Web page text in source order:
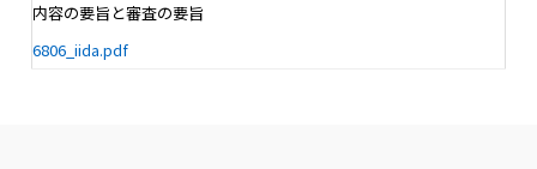
内容の要旨と審査の要旨
6806_iida.pdf